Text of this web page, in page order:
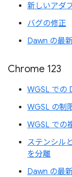
新しいアダ
バグの修正
Dawn の最
Chrome 123
WGSL での
WGSL の制
WGSL での
ステンシル
を分離
Dawn の最